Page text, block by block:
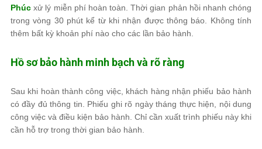
Phúc xử lý miễn phí hoàn toàn. Thời gian phản hồi nhanh chóng
trong vòng 30 phút kể từ khi nhận được thông báo. Không tính
thêm bất kỳ khoản phí nào cho các lần bảo hành.
Hồ sơ bảo hành minh bạch và rõ ràng
Sau khi hoàn thành công việc, khách hàng nhận phiếu bảo hành
có đầy đủ thông tin. Phiếu ghi rõ ngày tháng thực hiện, nội dung
công việc và điều kiện bảo hành. Chỉ cần xuất trình phiếu này khi
cần hỗ trợ trong thời gian bảo hành.